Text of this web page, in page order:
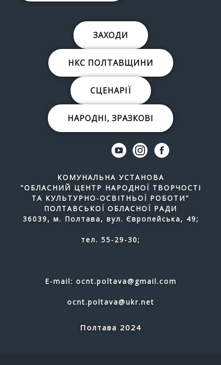
ЗАХОДИ
НКС ПОЛТАВЩИНИ
СЦЕНАРІЇ
НАРОДНІ, ЗРАЗКОВІ
КОМУНАЛЬНА УСТАНОВА
"ОБЛАСНИЙ ЦЕНТР НАРОДНОЇ ТВОРЧОСТІ
ТА КУЛЬТУРНО-ОСВІТНЬОЇ РОБОТИ"
ПОЛТАВСЬКОЇ ОБЛАСНОЇ РАДИ
36039, м. Полтава, вул. Європейська, 49;
тел. 55-29-30;
E-mail: ocnt.poltava@gmail.com
ocnt.poltava@ukr.net
Полтава 2024